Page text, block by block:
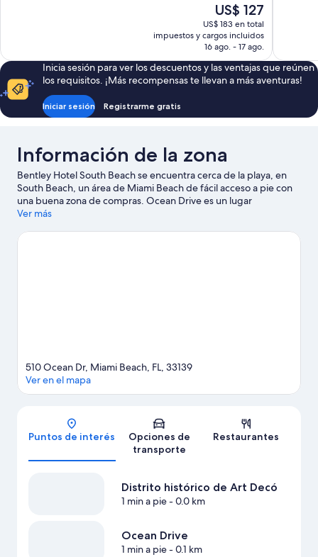
El
precio
actual
es
de
US$ 127
US$ 127
US$ 183 en total
impuestos y cargos incluidos
16 ago. - 17 ago.
Inicia sesión para ver los descuentos y las ventajas que reúnen
los requisitos. ¡Más recompensas te llevan a más aventuras!
Iniciar sesión Registrarme gratis
Información de la zona
Bentley Hotel South Beach se encuentra cerca de la playa, en
South Beach, un área de Miami Beach de fácil acceso a pie con
una buena zona de compras. Ocean Drive es un lugar
emblemático, y los turistas que quieran ir de compras pueden
¿Quieres asistir a un evento o partido? Échale un vistazo al
Ver más
Mapa
510 Ocean Dr, Miami Beach, FL, 33139
Ver en el mapa
Puntos de interés
Opciones de
transporte
Restaurantes
Distrito histórico de Art Decó
1 min a pie- 0.0 km
Ocean Drive
1 min a pie- 0.1 km